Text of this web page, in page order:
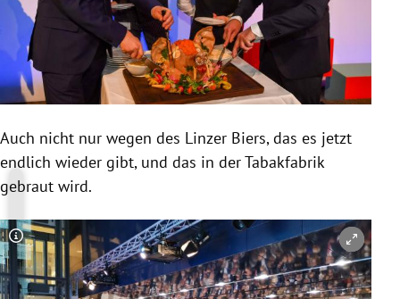
Auch nicht nur wegen des Linzer Biers, das es jetzt
endlich wieder gibt, und das in der Tabakfabrik
gebraut wird.
Copyright-Hinweis öffnen/schließen